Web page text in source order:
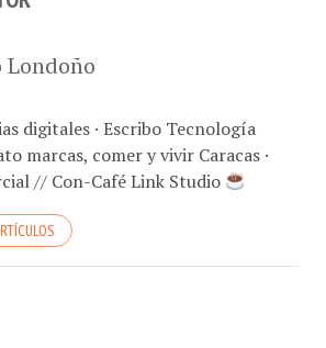
digitales · Escribo Tecnología
marcas, comer y vivir Caracas ·
// Con-Café Link Studio